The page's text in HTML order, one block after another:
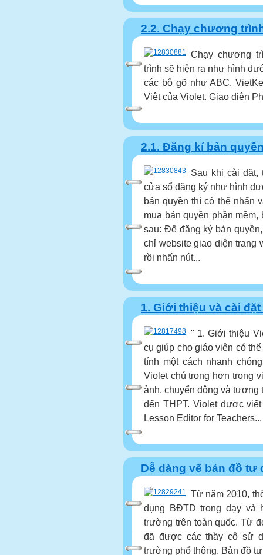
2.2. Chạy chương
Chạy chương
trình sẽ hiện ra như hình
các bộ gõ như ABC,
Việt của Violet. Giao diện
2.1. Đăng kí bản
Sau khi cài đặt,
cửa sổ đăng ký như hình
bản quyền thì có thể nhấn
mua bản quyền phần
sau: Để đăng ký bản
chỉ website giao diện trang
rồi nhấn nút...
1. Giới thiệu và cài
" 1. Giới thiệu
cụ giúp cho giáo viên có
tính một cách nhanh
Violet chú trọng hơn trong
ảnh, chuyển động và tương
đến THPT. Violet được
Lesson Editor for Teachers...
Dễ dàng vẽ bản đồ tư
Từ năm 2010,
dụng BĐTD trong dạy và
trường trên toàn quốc. Từ
đã được các thầy cô sử
trường phổ thông. Bản đồ